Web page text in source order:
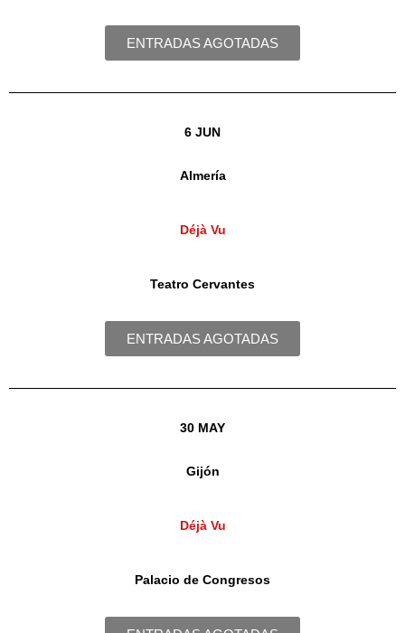
ENTRADAS AGOTADAS
6 JUN
Almería
Déjà Vu
Teatro Cervantes
ENTRADAS AGOTADAS
30 MAY
Gijón
Déjà Vu
Palacio de Congresos